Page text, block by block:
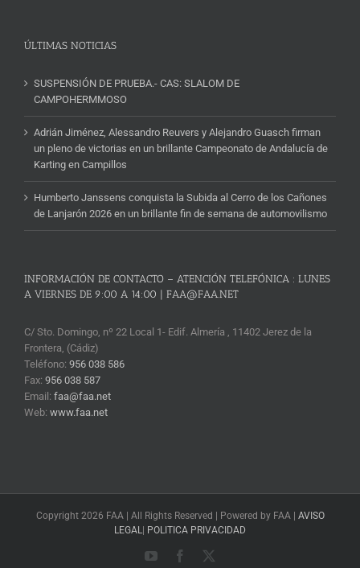
ÚLTIMAS NOTICIAS
SUSPENSIÓN DE PRUEBA.- CAS: SLALOM DE
CAMPOHERMMOSO
Adrián Jiménez, Alessandro Reuvers y Alejandro Guasch firman
un pleno de victorias en un brillante Campeonato de Andalucía de
Karting en Campillos
Humberto Janssens conquista la Subida al Cerro de los Cañones
de Lanjarón 2026 en un brillante fin de semana de automovilismo
INFORMACIÓN DE CONTACTO – ATENCIÓN TELEFÓNICA : LUNES
A VIERNES DE 9:00 A 14:00 | FAA@FAA.NET
C/ Sto. Domingo, nº 22 Local 1- Edif. Almería , 11402 Jerez de la
Frontera, (Cádiz)
Teléfono: 956 038 586
Fax: 956 038 587
Email: faa@faa.net
Web: www.faa.net
Copyright 2026 FAA | All Rights Reserved | Powered by FAA | AVISO
LEGAL | POLITICA PRIVACIDAD
YouTubeFacebook